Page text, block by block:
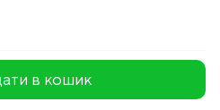
в кошик